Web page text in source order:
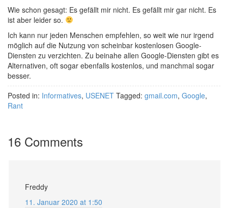
Wie schon gesagt: Es gefällt mir nicht. Es gefällt mir gar nicht. Es
ist aber leider so.
Ich kann nur jeden Menschen empfehlen, so weit wie nur irgend
möglich auf die Nutzung von scheinbar kostenlosen Google-
Diensten zu verzichten. Zu beinahe allen Google-Diensten gibt es
Alternativen, oft sogar ebenfalls kostenlos, und manchmal sogar
besser.
Posted in: Informatives, USENET Tagged: gmail.com, Google,
Rant
16 Comments
Freddy
11. Januar 2020 at 1:50